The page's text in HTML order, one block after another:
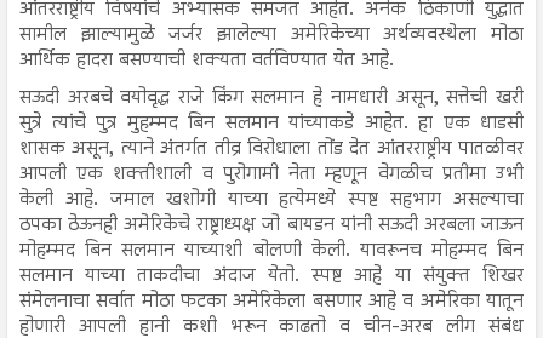
आंतरराष्ट्रीय विषयांचे अभ्यासक समजत आहेत. अनेक ठिकाणी युद्धात
सामील झाल्यामुळे जर्जर झालेल्या अमेरिकेच्या अर्थव्यवस्थेला मोठा
आर्थिक हादरा बसण्याची शक्यता वर्तविण्यात येत आहे.
सऊदी अरबचे वयोवृद्ध राजे किंग सलमान हे नामधारी असून, सत्तेची खरी
सुत्रे त्यांचे पुत्र मुहम्मद बिन सलमान यांच्याकडे आहेत. हा एक धाडसी
शासक असून, त्याने अंतर्गत तीव्र विरोधाला तोंड देत आंतरराष्ट्रीय पातळीवर
आपली एक शक्तीशाली व पुरोगामी नेता म्हणून वेगळीच प्रतीमा उभी
केली आहे. जमाल खशोगी याच्या हत्येमध्ये स्पष्ट सहभाग असल्याचा
ठपका ठेऊनही अमेरिकेचे राष्ट्राध्यक्ष जो बायडन यांनी सऊदी अरबला जाऊन
मोहम्मद बिन सलमान याच्याशी बोलणी केली. यावरूनच मोहम्मद बिन
सलमान याच्या ताकदीचा अंदाज येतो. स्पष्ट आहे या संयुक्त शिखर
संमेलनाचा सर्वात मोठा फटका अमेरिकेला बसणार आहे व अमेरिका यातून
होणारी आपली हानी कशी भरून काढतो व चीन-अरब लीग संबंध